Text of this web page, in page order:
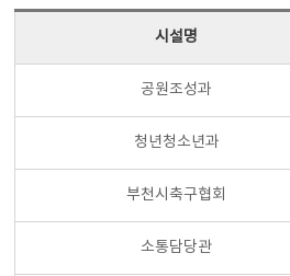
시설명
공원조성과
청년청소년과
부천시축구협회
소통담당관